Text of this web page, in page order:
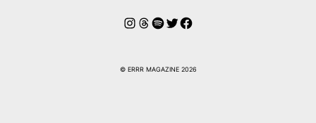
Instagram
Hilos
Spotify
Twitter
Facebook
© ERRR MAGAZINE 2026